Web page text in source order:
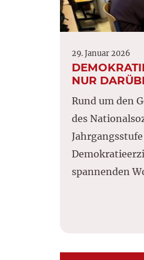
29. Januar 2026
NUR
Rund um den
des
spannenden